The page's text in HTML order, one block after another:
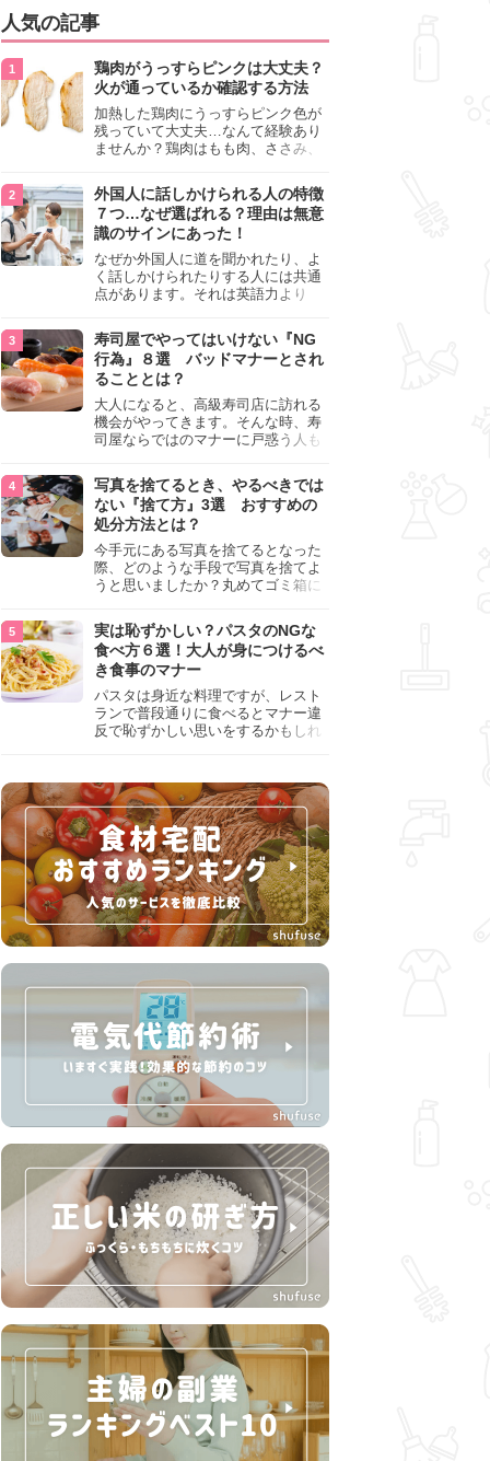
人気の記事
鶏肉がうっすらピンクは大丈夫？
火が通っているか確認する方法
加熱した鶏肉にうっすらピンク色が
残っていて大丈夫…なんて経験あり
ませんか？鶏肉はもも肉、ささみ、
わいが異なり、いろいろと楽しめる
料理ですが、鶏肉は加熱した後でも
うっすらピンク色の部分が大丈夫な
のと気になるときがあります。この
記事では生焼けか火が通っているの
かを確認する方法や、鶏肉を調理す
るときの注意点を紹介しますので、
参考にしてみてくださいね。
外国人に話しかけられる人の特徴
７つ…なぜ選ばれる？理由は無意
識のサインにあった！
なぜか外国人に道を聞かれたり、よ
く話しかけられたりする人には共通
点があります。それは英語力より
けても大丈夫」というサインが関係
しています。よく選ばれる人の特徴
や、英語が苦手でも焦らない対処
法、自分を守るための注意点を詳し
く解説します。
寿司屋でやってはいけない『NG
行為』８選 バッドマナーとされ
ることとは？
大人になると、高級寿司店に訪れる
機会がやってきます。そんな時、寿
司屋ならではのマナーに戸惑う人も
らためて寿司屋でやってはいけない
『NG行為』をチェックしましょう。
写真を捨てるとき、やるべきでは
ない『捨て方』3選 おすすめの
処分方法とは？
今手元にある写真を捨てるとなった
際、どのような手段で写真を捨てよ
うと思いましたか？丸めてゴミ箱に
真は個人情報が詰まっているので、
ただ丸めただけの状態で捨ててしま
うのは危険です。写真にすべきでは
ない捨て方をまとめているので、ぜ
ひチェックしておきましょう。
実は恥ずかしい？パスタのNGな
食べ方６選！大人が身につけるべ
き食事のマナー
パスタは身近な料理ですが、レスト
ランで普段通りに食べるとマナー違
反で恥ずかしい思いをするかもしれ
して、正しい食べ方を確認しましょ
う。大人の嗜みとして知っておきた
い新常識を解説します。